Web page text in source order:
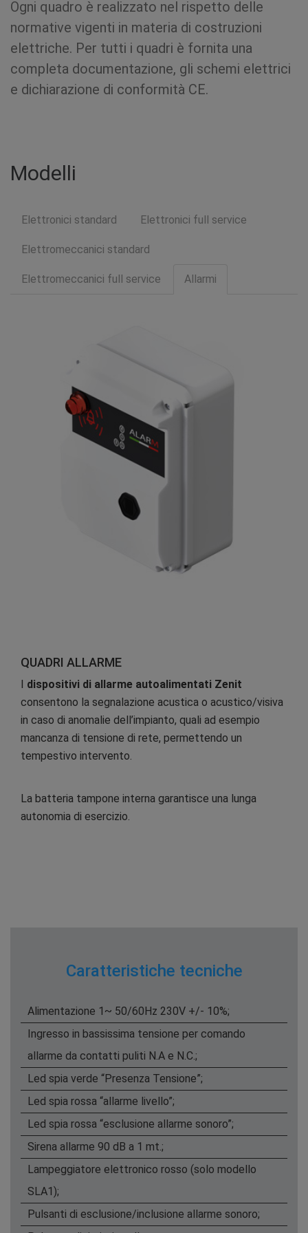
Ogni quadro è realizzato nel rispetto delle
normative vigenti in materia di costruzioni
elettriche. Per tutti i quadri è fornita una
completa documentazione, gli schemi elettrici
e dichiarazione di conformità CE.
Modelli
Elettronici standard Elettronici full service
Elettromeccanici standard
Elettromeccanici full service Allarmi
QUADRI ALLARME
I dispositivi di allarme autoalimentati Zenit
consentono la segnalazione acustica o acustico/visiva
in caso di anomalie dell’impianto, quali ad esempio
mancanza di tensione di rete, permettendo un
tempestivo intervento.
La batteria tampone interna garantisce una lunga
autonomia di esercizio.
Caratteristiche tecniche
Alimentazione 1~ 50/60Hz 230V +/- 10%;
Ingresso in bassissima tensione per comando
allarme da contatti puliti N.A e N.C.;
Led spia verde “Presenza Tensione”;
Led spia rossa “allarme livello”;
Led spia rossa “esclusione allarme sonoro”;
Sirena allarme 90 dB a 1 mt.;
Lampeggiatore elettronico rosso (solo modello
SLA1);
Pulsanti di esclusione/inclusione allarme sonoro;